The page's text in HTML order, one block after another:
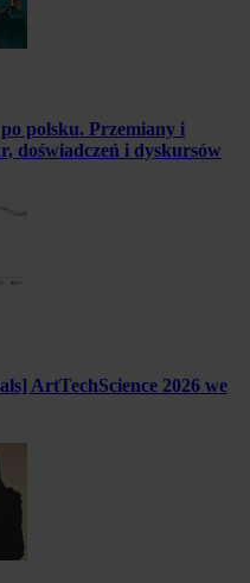
po polsku. Przemiany i
doświadczeń i dyskursów
ArtTechScience 2026 we